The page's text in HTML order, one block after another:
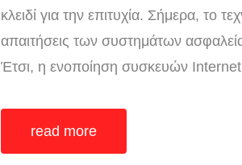
κλειδί για την επιτυχία. Σήμερα, το
απαιτήσεις των συστημάτων
Έτσι, η ενοποίηση συσκευών
read more